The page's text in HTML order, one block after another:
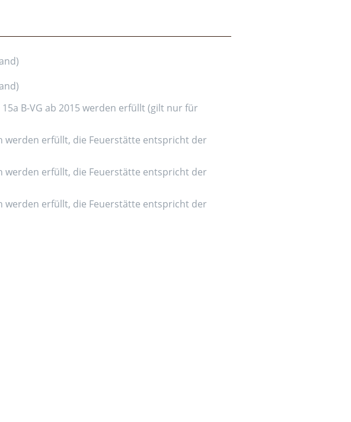
B-VG ab 2015 werden erfüllt (gilt nur für
werden erfüllt, die Feuerstätte entspricht der
werden erfüllt, die Feuerstätte entspricht der
werden erfüllt, die Feuerstätte entspricht der